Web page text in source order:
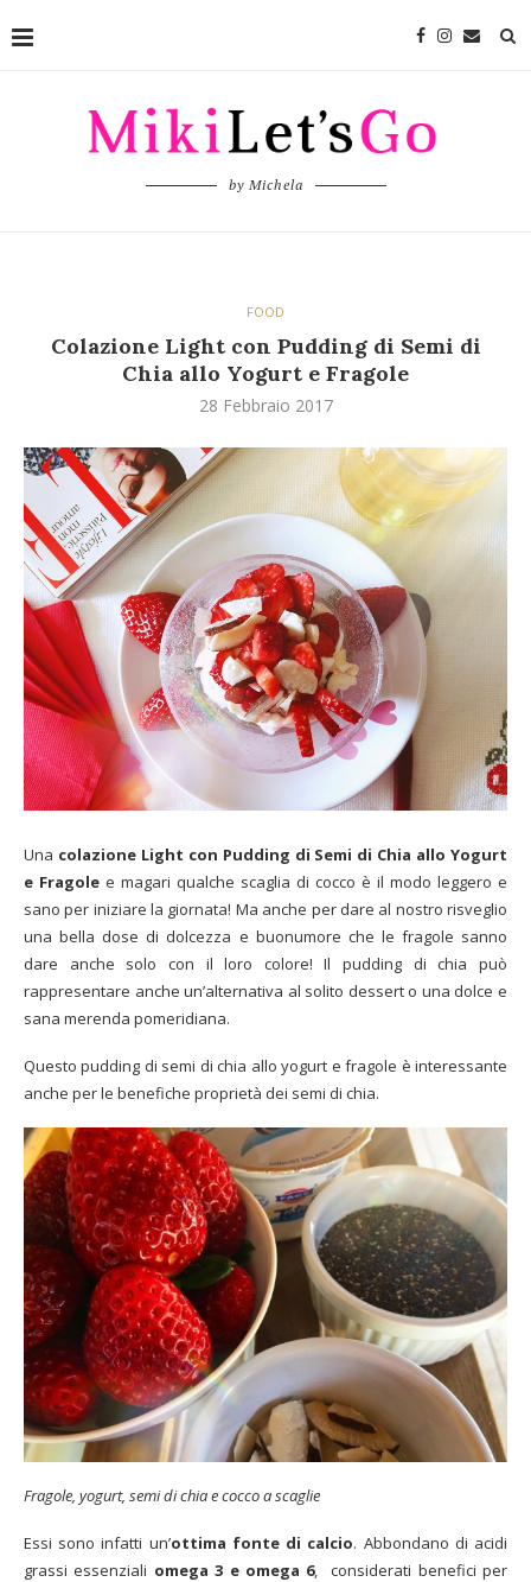
by Michela
FOOD
Colazione Light con Pudding di Semi di
Chia allo Yogurt e Fragole
28 Febbraio 2017
Una colazione Light con Pudding di Semi di Chia allo Yogurt
e Fragole e magari qualche scaglia di cocco è il modo leggero e
sano per iniziare la giornata! Ma anche per dare al nostro risveglio
una bella dose di dolcezza e buonumore che le fragole sanno
dare anche solo con il loro colore! Il pudding di chia può
rappresentare anche un’alternativa al solito dessert o una dolce e
sana merenda pomeridiana.
Questo pudding di semi di chia allo yogurt e fragole è interessante
anche per le benefiche proprietà dei semi di chia.
Fragole, yogurt, semi di chia e cocco a scaglie
Essi sono infatti un’ottima fonte di calcio. Abbondano di acidi
grassi essenziali omega 3 e omega 6,
considerati benefici per